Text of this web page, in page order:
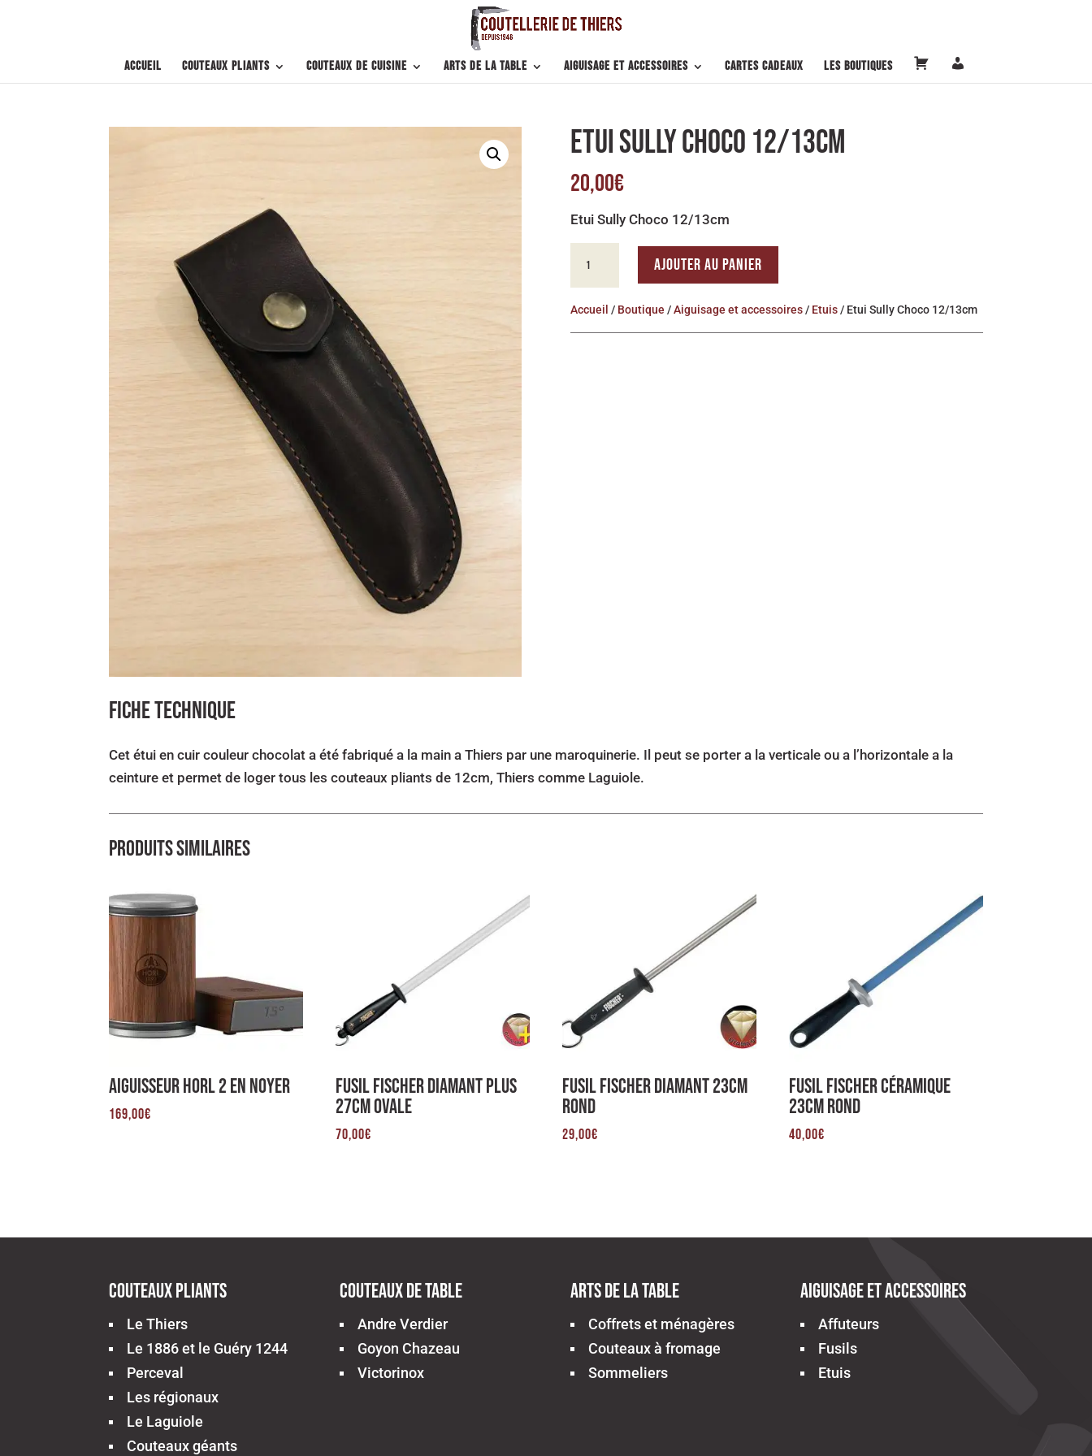
Accueil Couteaux pliants Couteaux de cuisine Arts de la table Aiguisage et accessoires Cartes cadeaux Les boutiques
n n
ETUI SULLY CHOCO 12/13CM
20,00€
Etui Sully Choco 12/13cm
ETUI
AJOUTER AU PANIER
Accueil / Boutique /Aiguisage et accessoires/ Etuis/ Etui Sully Choco 12/13cm
FICHE TECHNIQUE
Cet étui en cuir couleur chocolat a été fabriqué a la main a Thiers par une maroquinerie. Il peut se porter a la verticale ou a l’horizontale a la
ceinture et permet de loger tous les couteaux pliants de 12cm, Thiers comme Laguiole.
Produits similaires
AIGUISSEUR HORL 2 EN NOYER
169,00€
Fusil Fischer Diamant Plus
27cm Ovale
70,00€
Fusil Fischer Diamant 23cm
Rond
29,00€
Fusil Fischer Céramique
23cm Rond
40,00€
Couteaux pliants
Le Thiers
Le 1886 et le Guéry 1244
Perceval
Les régionaux
Le Laguiole
Couteaux géants
Couteaux de table
Andre Verdier
Goyon Chazeau
Victorinox
Arts de la table
Coffrets et ménagères
Couteaux à fromage
Sommeliers
Aiguisage et accessoires
Affuteurs
Fusils
Etuis